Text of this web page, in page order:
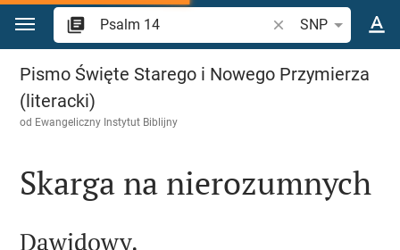
Przejdź do treści
Szukaj wersetu lub
SNP
Psalm 14
Pismo Święte Starego i Nowego Przymierza
(literacki)
od Ewangeliczny Instytut Biblijny

Skarga na nierozumnych
Dawidowy.